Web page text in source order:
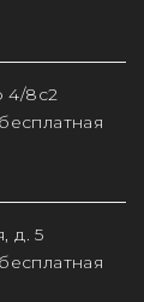
4/8с2
д. 5